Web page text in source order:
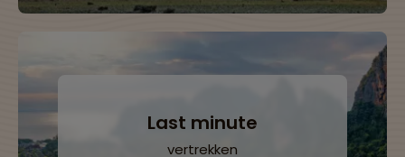
Last minute
vertrekken